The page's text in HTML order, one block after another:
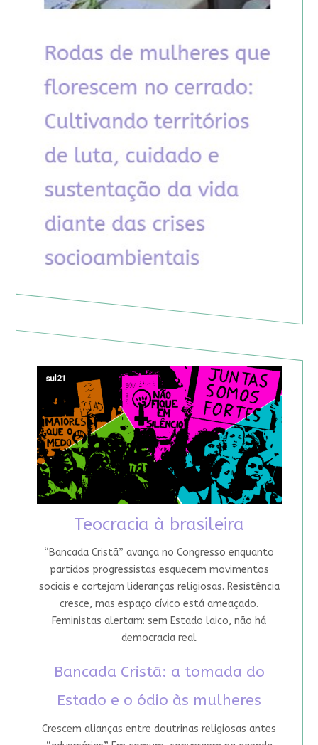
Teocracia à brasileira
“Bancada Cristã” avança no Congresso enquanto
partidos progressistas esquecem movimentos
sociais e cortejam lideranças religiosas. Resistência
cresce, mas espaço cívico está ameaçado.
Feministas alertam: sem Estado laico, não há
democracia real
Bancada Cristã: a tomada do
Estado e o ódio às mulheres
Crescem alianças entre doutrinas religiosas antes